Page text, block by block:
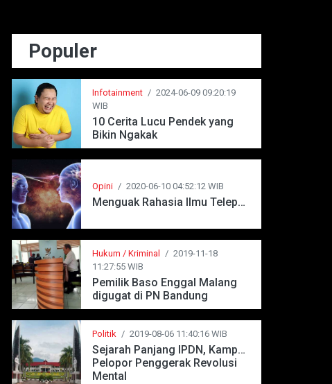
Populer
Infotainment / 2024-06-09 09:20:19
WIB
10 Cerita Lucu Pendek yang
Bikin Ngakak
Opini / 2020-06-10 04:52:12 WIB
Menguak Rahasia Ilmu Telepati
Hukum / Kriminal / 2019-11-18
11:27:55 WIB
Pemilik Baso Enggal Malang
digugat di PN Bandung
Politik / 2019-08-06 11:40:16 WIB
Sejarah Panjang IPDN, Kampus
Pelopor Penggerak Revolusi
Mental